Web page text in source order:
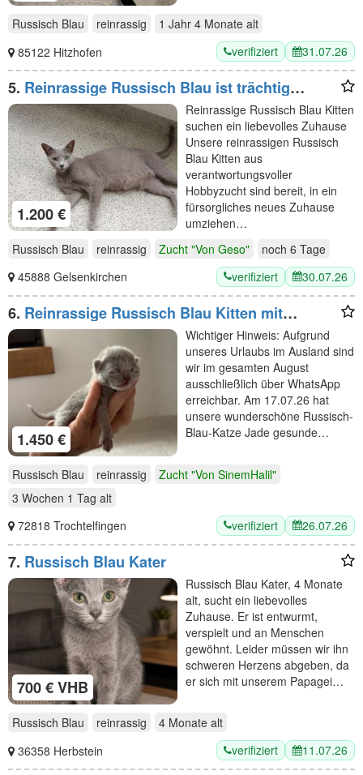
Russisch Blau reinrassig 1 Jahr 4 Monate alt
85122 Hitzhofen
verifiziert 31.07.26
5. Reinrassige Russisch Blau ist trächtig
erwartet ca Mitte August Kitten Hobbyzucht
1.200 €
Reinrassige Russisch Blau Kitten
suchen ein liebevolles Zuhause
Unsere reinrassigen Russisch
Blau Kitten aus
verantwortungsvoller
Hobbyzucht sind bereit, in ein
fürsorgliches neues Zuhause
umziehen…
Russisch Blau
reinrassig Zucht "Von Geso" noch 6 Tage
45888 Gelsenkirchen
verifiziert 30.07.26
6. Reinrassige Russisch Blau Kitten mit
Stammbaum liebevolle Familienaufzucht
1.450 €
Wichtiger Hinweis: Aufgrund
unseres Urlaubs im Ausland sind
wir im gesamten August
ausschließlich über WhatsApp
erreichbar. Am 17.07.26 hat
unsere wunderschöne Russisch-
Blau-Katze Jade gesunde…
Russisch Blau reinrassig
Zucht "Von SinemHalil"
3 Wochen 1 Tag alt
72818 Trochtelfingen
verifiziert 26.07.26
7. Russisch Blau Kater
700 € VHB
Russisch Blau Kater, 4 Monate
alt, sucht ein liebevolles
Zuhause. Er ist entwurmt,
verspielt und an Menschen
gewöhnt. Leider müssen wir ihn
schweren Herzens abgeben, da
er sich mit unserem Papagei…
Russisch Blau reinrassig 4 Monate alt
36358 Herbstein
verifiziert 11.07.26